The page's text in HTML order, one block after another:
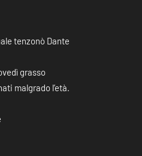
tenzonò Dante
grasso
malgrado l’età.